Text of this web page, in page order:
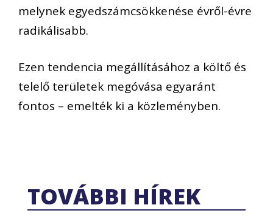
melynek egyedszámcsökkenése évről-évre
radikálisabb.
Ezen tendencia megállításához a költő és
telelő területek megóvása egyaránt
fontos – emelték ki a közleményben.
TOVÁBBI HÍREK